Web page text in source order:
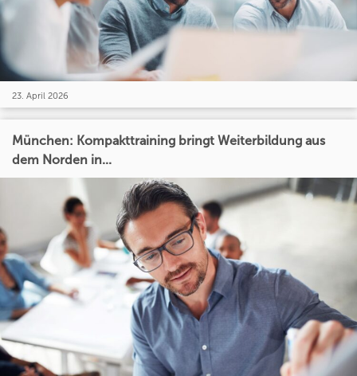
23. April 2026
München: Kompakttraining bringt Weiterbildung aus
dem Norden in...